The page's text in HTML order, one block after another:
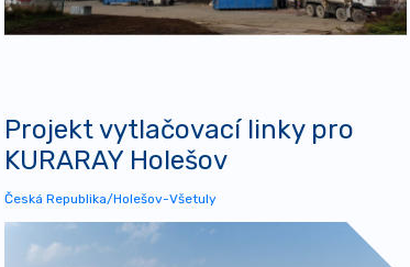
Projekt vytlačovací linky pro
KURARAY Holešov
Česká Republika/Holešov-Všetuly